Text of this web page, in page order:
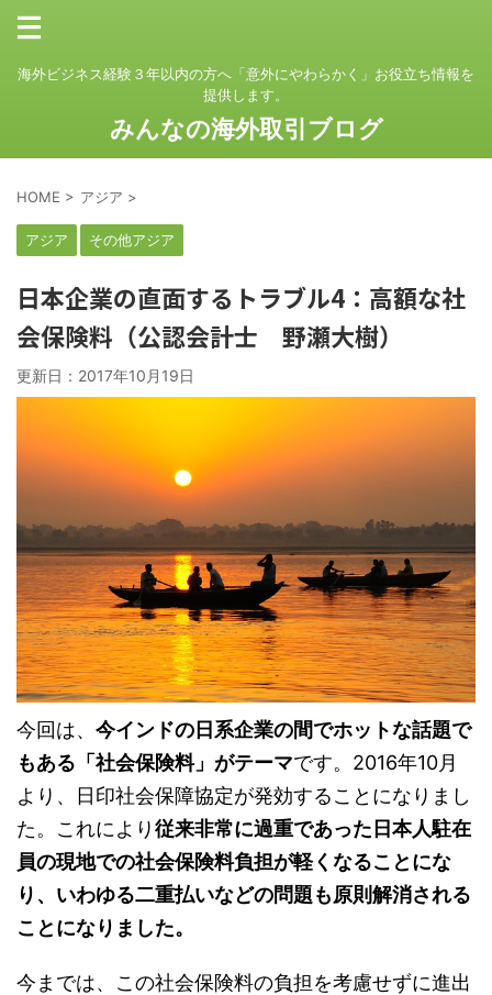
海外ビジネス経験３年以内の方へ「意外にやわらかく」お役立ち情報を
提供します。
みんなの海外取引ブログ
HOME > アジア >
アジア その他アジア
日本企業の直面するトラブル4：高額な社
会保険料（公認会計士 野瀬大樹）
更新日： 2017年10月19日
今回は、 今インドの日系企業の間でホットな話題で
もある「社会保険料」がテーマです。2016年10月
より、日印社会保障協定が発効することになりまし
た。これにより従来非常に過重であった日本人駐在
員の現地での社会保険料負担が軽くなることにな
り、いわゆる二重払いなどの問題も原則解消される
ことになりました。
今までは、この社会保険料の負担を考慮せずに進出